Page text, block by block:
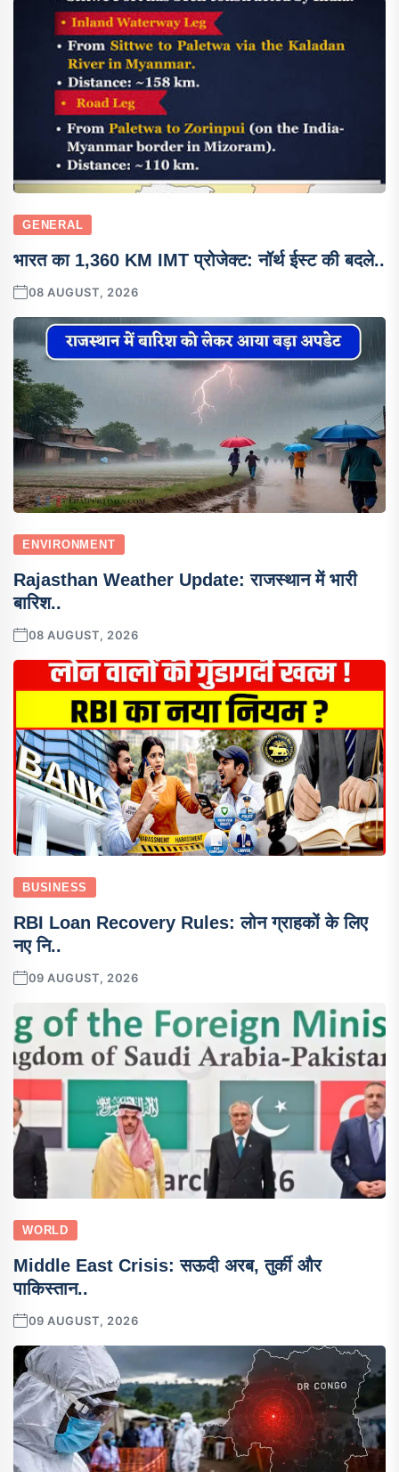
GENERAL
भारत का 1,360 KM IMT प्रोजेक्ट: नॉर्थ ईस्ट की बदले..
08 AUGUST, 2026
ENVIRONMENT
Rajasthan Weather Update: राजस्थान में भारी
बारिश..
08 AUGUST, 2026
BUSINESS
RBI Loan Recovery Rules: लोन ग्राहकों के लिए
नए नि..
09 AUGUST, 2026
WORLD
Middle East Crisis: सऊदी अरब, तुर्की और
पाकिस्तान..
09 AUGUST, 2026